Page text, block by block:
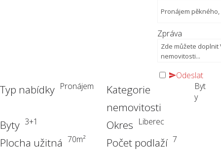
Zpráva
Odeslat
Typ nabídky Pronájem
Kategorie
nemovitosti
Byt
y
Byty 3+1 Okres Liberec
Plocha užitná m²
70 Počet podlaží 7